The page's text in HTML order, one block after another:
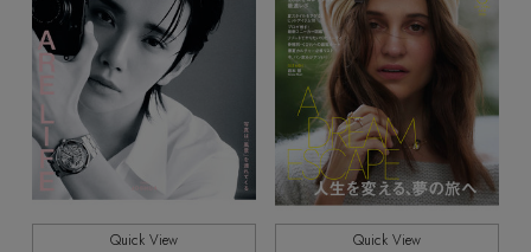
Quick View Quick View